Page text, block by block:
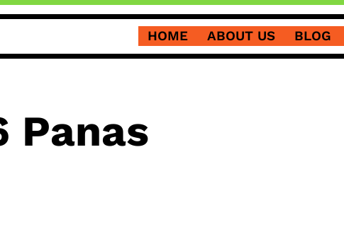
HOME ABOUT US BLOG
Panas